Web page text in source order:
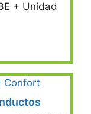
+ Unidad